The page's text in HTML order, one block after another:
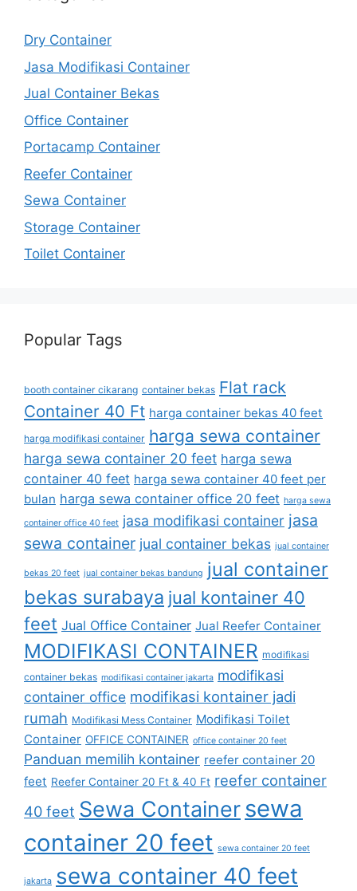
Dry Container
Jasa Modifikasi Container
Jual Container Bekas
Office Container
Portacamp Container
Reefer Container
Sewa Container
Storage Container
Toilet Container
Popular Tags
booth container cikarang container bekas Flat rack
Container 40 Ft harga container bekas 40 feet
harga modifikasi container harga sewa container
harga sewa container 20 feet harga sewa
container 40 feet harga sewa container 40 feet per
bulan harga sewa container office 20 feet harga sewa
container office 40 feet jasa modifikasi container jasa
sewa container jual container bekas jual container
bekas 20 feet jual container bekas bandung jual container
bekas surabaya jual kontainer 40
feet Jual Office Container Jual Reefer Container
MODIFIKASI CONTAINER modifikasi
container bekas modifikasi container jakarta modifikasi
container office modifikasi kontainer jadi
rumah Modifikasi Mess Container Modifikasi Toilet
Container OFFICE CONTAINER office container 20 feet
Panduan memilih kontainer reefer container 20
feet Reefer Container 20 Ft & 40 Ft reefer container
40 feet Sewa Containersewa
container 20 feet sewa container 20 feet
jakarta sewa container 40 feet